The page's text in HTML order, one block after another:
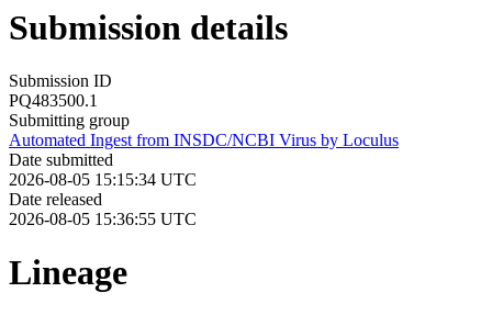
Submission details
Submission ID
PQ483500.1
Submitting group
Automated Ingest from INSDC/NCBI Virus by Loculus
Date submitted
2026-08-05 15:15:34 UTC
Date released
2026-08-05 15:36:55 UTC
Lineage